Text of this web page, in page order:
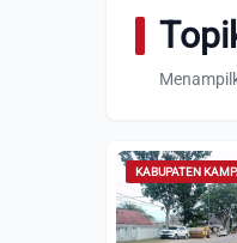
KABUPATEN